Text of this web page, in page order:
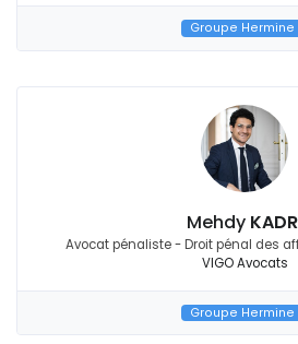
Groupe Hermine
Mehdy
Avocat pénaliste - Droit pénal des
VIGO Avocats
Groupe Hermine